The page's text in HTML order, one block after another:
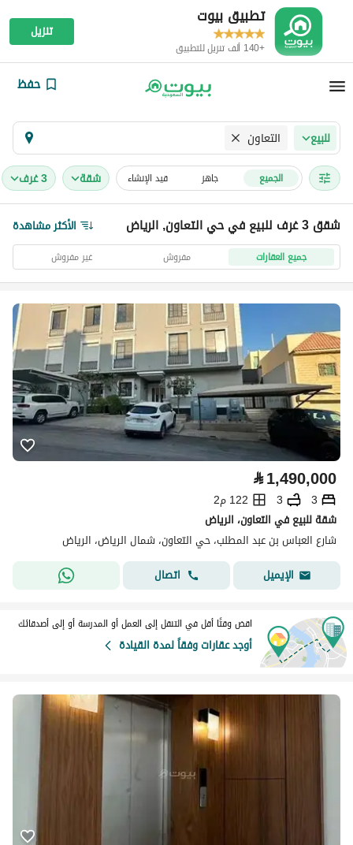
تطبيق بيوت
+140 ألف تنزيل للتطبيق
تنزيل
حفظ
للبيع التعاون
الجميع جاهز قيد الإنشاء شقة 3 غرف
شقق 3 غرف للبيع في حي التعاون, الرياض الأكثر مشاهدة
جميع العقارات مفروش غير مفروش
⃁1,490,000
3
3
122 م2
شقة للبيع في التعاون، الرياض
شارع العباس بن عبد المطلب، حي التعاون، شمال الرياض، الرياض
الإيميل
اتصال
اقض وقتًا أقل في التنقل إلى العمل أو المدرسة أو إلى أصدقائك
أوجد عقارات وفقاً لمدة القيادة